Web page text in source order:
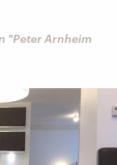
"Peter Arnheim